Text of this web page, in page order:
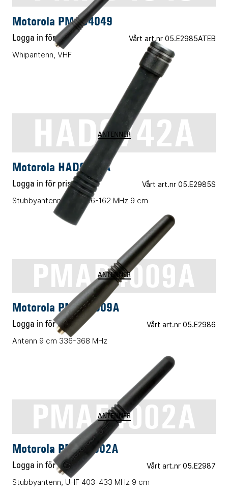
Motorola PMAD4049
Logga in för pris Vårt art.nr 05.E2985ATEB
Whipantenn, VHF
HAD9742A
ANTENNER
Motorola HAD9742A
Logga in för pris Vårt art.nr 05.E2985S
Stubbyantenn, VHF, 146-162 MHz 9 cm
PMAD4009A
ANTENNER
Motorola PMAD4009A
Logga in för pris Vårt art.nr 05.E2986
Antenn 9 cm 336-368 MHz
PMAE4002A
ANTENNER
Motorola PMAE4002A
Logga in för pris Vårt art.nr 05.E2987
Stubbyantenn, UHF 403-433 MHz 9 cm